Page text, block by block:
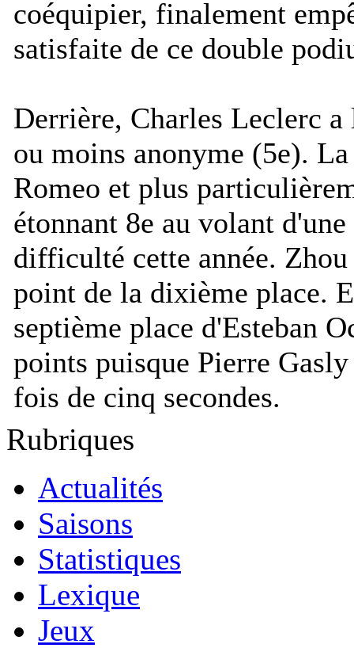
coéquipier, finalement
satisfaite de ce double
Derrière, Charles Leclerc
ou moins anonyme (5e).
Romeo et plus
étonnant 8e au volant
difficulté cette année.
point de la dixième place.
septième place d'Esteban
points puisque Pierre
fois de cinq secondes.
Rubriques
Actualités
Saisons
Statistiques
Lexique
Jeux